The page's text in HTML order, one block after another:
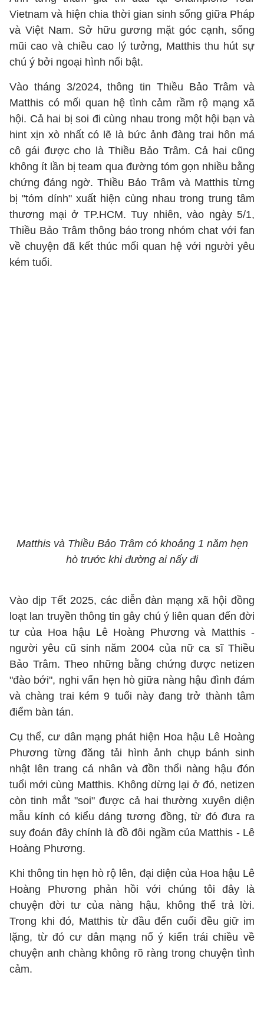
Vietnam và hiện chia thời gian sinh sống giữa Pháp
và Việt Nam. Sở hữu gương mặt góc cạnh, sống
mũi cao và chiều cao lý tưởng, Matthis thu hút sự
chú ý bởi ngoại hình nổi bật.
Vào tháng 3/2024, thông tin Thiều Bảo Trâm và
Matthis có mối quan hệ tình cảm rầm rộ mạng xã
hội. Cả hai bị soi đi cùng nhau trong một hội bạn và
hint xịn xò nhất có lẽ là bức ảnh đàng trai hôn má
cô gái được cho là Thiều Bảo Trâm. Cả hai cũng
không ít lần bị team qua đường tóm gọn nhiều bằng
chứng đáng ngờ. Thiều Bảo Trâm và Matthis từng
bị "tóm dính" xuất hiện cùng nhau trong trung tâm
thương mại ở TP.HCM. Tuy nhiên, vào ngày 5/1,
Thiều Bảo Trâm thông báo trong nhóm chat với fan
về chuyện đã kết thúc mối quan hệ với người yêu
kém tuổi.
Matthis và Thiều Bảo Trâm có khoảng 1 năm hẹn
hò trước khi đường ai nấy đi
Vào dịp Tết 2025, các diễn đàn mạng xã hội đồng
loạt lan truyền thông tin gây chú ý liên quan đến đời
tư của Hoa hậu Lê Hoàng Phương và Matthis -
người yêu cũ sinh năm 2004 của nữ ca sĩ Thiều
Bảo Trâm. Theo những bằng chứng được netizen
"đào bới", nghi vấn hẹn hò giữa nàng hậu đình đám
và chàng trai kém 9 tuổi này đang trở thành tâm
điểm bàn tán.
Cụ thể, cư dân mạng phát hiện Hoa hậu Lê Hoàng
Phương từng đăng tải hình ảnh chụp bánh sinh
nhật lên trang cá nhân và đồn thổi nàng hậu đón
tuổi mới cùng Matthis. Không dừng lại ở đó, netizen
còn tinh mắt "soi" được cả hai thường xuyên diện
mẫu kính có kiểu dáng tương đồng, từ đó đưa ra
suy đoán đây chính là đồ đôi ngầm của Matthis - Lê
Hoàng Phương.
Khi thông tin hẹn hò rộ lên, đại diện của Hoa hậu Lê
Hoàng Phương phản hồi với chúng tôi đây là
chuyện đời tư của nàng hậu, không thể trả lời.
Trong khi đó, Matthis từ đầu đến cuối đều giữ im
lặng, từ đó cư dân mạng nổ ý kiến trái chiều về
chuyện anh chàng không rõ ràng trong chuyện tình
cảm.